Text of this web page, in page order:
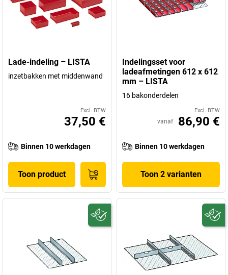
Lade-indeling – LISTA
inzetbakken met middenwand
Excl. BTW
37,50 €
Binnen 10 werkdagen
Toon product
Indelingsset voor
ladeafmetingen 612 x 612
mm – LISTA
16 bakonderdelen
Excl. BTW
vanaf 86,90 €
Binnen 10 werkdagen
Toon 2 varianten